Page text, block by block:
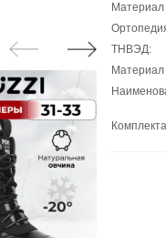
Материал
ТНВЭД: